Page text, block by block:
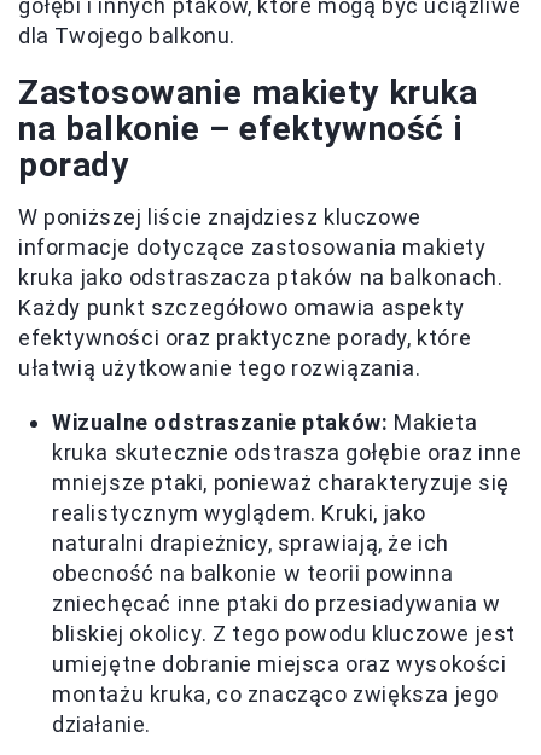
gołębi i innych ptaków, które mogą być uciążliwe
dla Twojego balkonu.
Zastosowanie makiety kruka
na balkonie – efektywność i
porady
W poniższej liście znajdziesz kluczowe
informacje dotyczące zastosowania makiety
kruka jako odstraszacza ptaków na balkonach.
Każdy punkt szczegółowo omawia aspekty
efektywności oraz praktyczne porady, które
ułatwią użytkowanie tego rozwiązania.
Wizualne odstraszanie ptaków: Makieta
kruka skutecznie odstrasza gołębie oraz inne
mniejsze ptaki, ponieważ charakteryzuje się
realistycznym wyglądem. Kruki, jako
naturalni drapieżnicy, sprawiają, że ich
obecność na balkonie w teorii powinna
zniechęcać inne ptaki do przesiadywania w
bliskiej okolicy. Z tego powodu kluczowe jest
umiejętne dobranie miejsca oraz wysokości
montażu kruka, co znacząco zwiększa jego
działanie.